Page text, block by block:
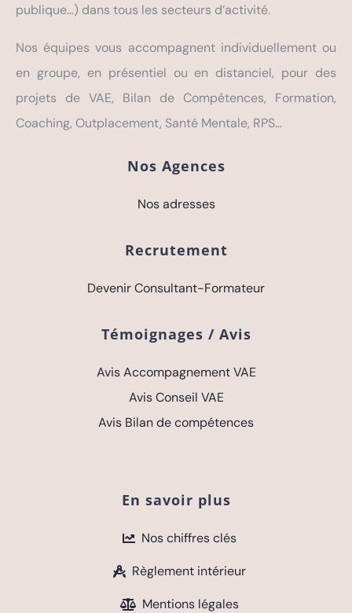
publique…) dans tous les secteurs d’activité.
Nos équipes vous accompagnent individuellement ou
en groupe, en présentiel ou en distanciel, pour des
projets de VAE, Bilan de Compétences, Formation,
Coaching, Outplacement, Santé Mentale, RPS…
Nos Agences
Nos adresses
Recrutement
Devenir Consultant-Formateur
Témoignages / Avis
Avis Accompagnement VAE
Avis Conseil VAE
Avis Bilan de compétences
En savoir plus
Nos chiffres clés
Règlement intérieur
Mentions légales